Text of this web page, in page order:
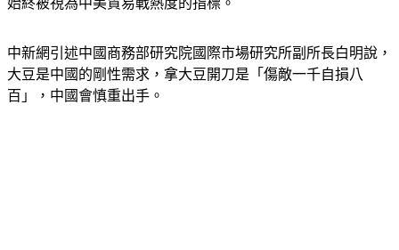
始終被視為中美貿易戰熱度的指標。
中新網引述中國商務部研究院國際市場研究所副所長白明說，
大豆是中國的剛性需求，拿大豆開刀是「傷敵一千自損八
百」，中國會慎重出手。